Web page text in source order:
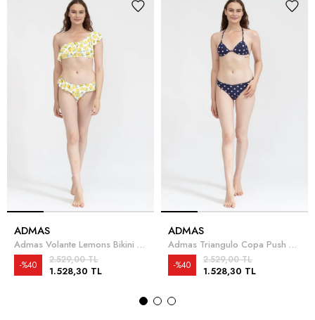
ADMAS
Admas Volante Lemons Bikini Takımı
1.528,30 TL
2.529,00 TL
%40
ADMAS
Admas Triangulo Copa Push Up Dots Bikini Takımı
1.528,30 TL
2.529,00 TL
%40